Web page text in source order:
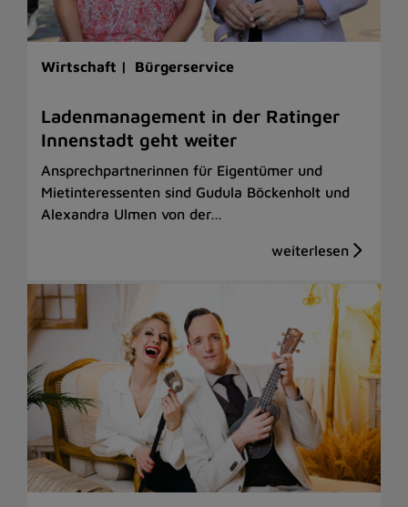
Wirtschaft | Bürgerservice
Ladenmanagement in der Ratinger
Innenstadt geht weiter
Ansprechpartnerinnen für Eigentümer und
Mietinteressenten sind Gudula Böckenholt und
Alexandra Ulmen von der…